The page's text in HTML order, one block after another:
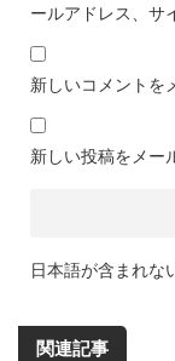
ールアドレス、サ
新しいコメントを
新しい投稿をメー
日本語が含まれな
関連記事